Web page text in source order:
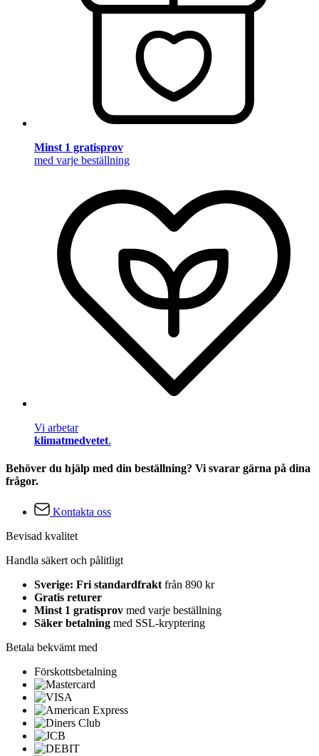
Minst 1 gratisprov
med varje beställning
Vi arbetar
klimatmedvetet.
Behöver du hjälp med din beställning? Vi svarar gärna på dina
frågor.
Kontakta oss
Bevisad kvalitet
Handla säkert och pålitligt
Sverige: Fri standardfraktfrån 890 kr
Gratis returer
Minst 1 gratisprov med varje beställning
Säker betalning med SSL-kryptering
Betala bekvämt med
Förskottsbetalning